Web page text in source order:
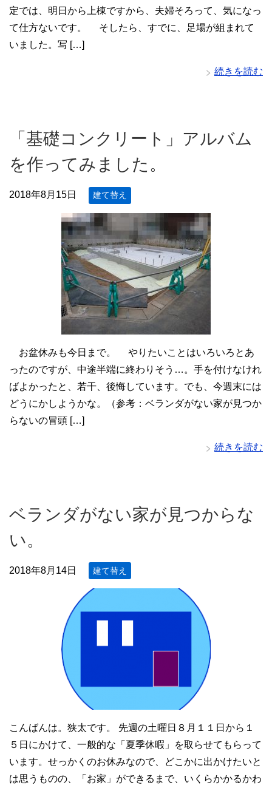
定では、明日から上棟ですから、夫婦そろって、気になっ
て仕方ないです。 そしたら、すでに、足場が組まれて
いました。写 […]
続きを読む
「基礎コンクリート」アルバム
を作ってみました。
2018年8月15日 建て替え
お盆休みも今日まで。 やりたいことはいろいろとあ
ったのですが、中途半端に終わりそう…。手を付けなけれ
ばよかったと、若干、後悔しています。でも、今週末には
どうにかしようかな。（参考：ベランダがない家が見つか
らないの冒頭 […]
続きを読む
ベランダがない家が見つからな
い。
2018年8月14日 建て替え
こんばんは。狭太です。 先週の土曜日８月１１日から１
５日にかけて、一般的な「夏季休暇」を取らせてもらって
います。せっかくのお休みなので、どこかに出かけたいと
は思うものの、「お家」ができるまで、いくらかかるかわ